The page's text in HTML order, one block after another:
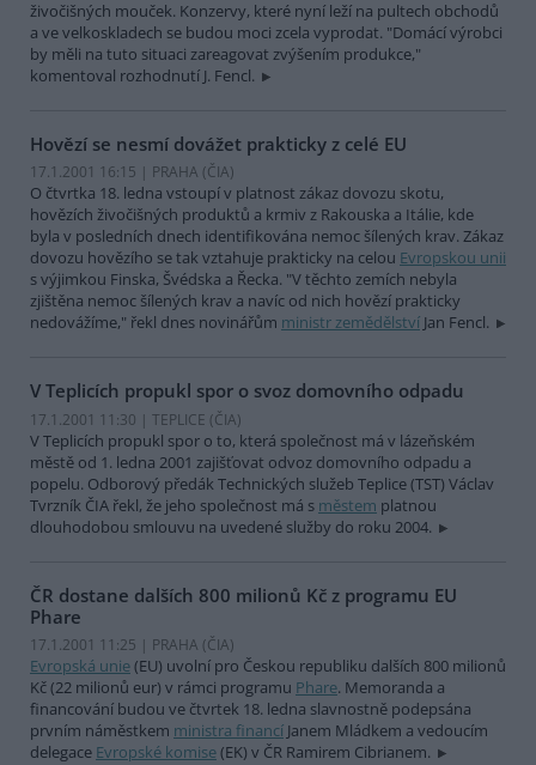
živočišných mouček. Konzervy, které nyní leží na pultech obchodů
a ve velkoskladech se budou moci zcela vyprodat. "Domácí výrobci
by měli na tuto situaci zareagovat zvýšením produkce,"
komentoval rozhodnutí J. Fencl.
Hovězí se nesmí dovážet prakticky z celé EU
17.1.2001 16:15 | PRAHA (ČIA)
O čtvrtka 18. ledna vstoupí v platnost zákaz dovozu skotu,
hovězích živočišných produktů a krmiv z Rakouska a Itálie, kde
byla v posledních dnech identifikována nemoc šílených krav. Zákaz
dovozu hovězího se tak vztahuje prakticky na celou Evropskou unii
s výjimkou Finska, Švédska a Řecka. "V těchto zemích nebyla
zjištěna nemoc šílených krav a navíc od nich hovězí prakticky
nedovážíme," řekl dnes novinářům ministr zemědělství Jan Fencl.
V Teplicích propukl spor o svoz domovního odpadu
17.1.2001 11:30 | TEPLICE (ČIA)
V Teplicích propukl spor o to, která společnost má v lázeňském
městě od 1. ledna 2001 zajišťovat odvoz domovního odpadu a
popelu. Odborový předák Technických služeb Teplice (TST) Václav
Tvrzník ČIA řekl, že jeho společnost má s městem platnou
dlouhodobou smlouvu na uvedené služby do roku 2004.
ČR dostane dalších 800 milionů Kč z programu EU
Phare
17.1.2001 11:25 | PRAHA (ČIA)
Evropská unie(EU) uvolní pro Českou republiku dalších 800 milionů
Kč (22 milionů eur) v rámci programu Phare. Memoranda a
financování budou ve čtvrtek 18. ledna slavnostně podepsána
prvním náměstkem ministra financí Janem Mládkem a vedoucím
delegace Evropské komise(EK) v ČR Ramirem Cibrianem.